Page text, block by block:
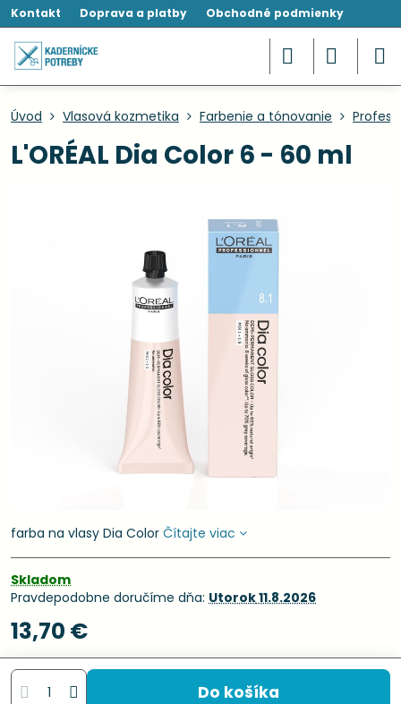
Kontakt Doprava a platby Obchodné podmienky
Úvod Vlasová kozmetika Farbenie a tónovanie
L'ORÉAL Dia Color 6 - 60 ml
farba na vlasy Dia Color Čítajte viac
Skladom
Pravdepodobne doručíme dňa: Utorok11.8.2026
13,70 €
Do košíka